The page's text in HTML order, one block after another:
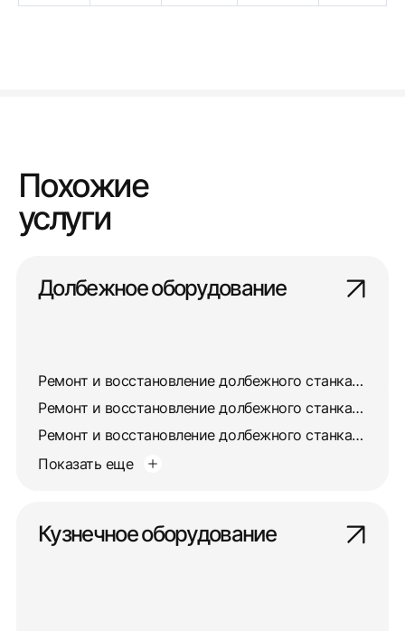
Похожие
услуги
Долбежное оборудование
Ремонт и восстановление долбежного станка 7403
Ремонт и восстановление долбежного станка 7405
Ремонт и восстановление долбежного станка 7417
Показать еще
Кузнечное оборудование